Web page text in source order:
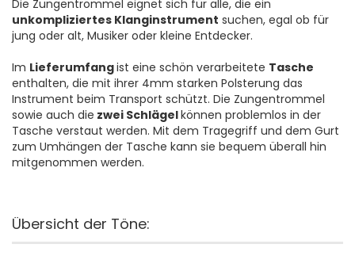
Die Zungentrommel eignet sich für alle, die ein
unkompliziertes Klanginstrument suchen, egal ob für
jung oder alt, Musiker oder kleine Entdecker.
Im Lieferumfangist eine schön verarbeitete Tasche
enthalten, die mit ihrer 4mm starken Polsterung das
Instrument beim Transport schützt. Die Zungentrommel
sowie auch die zwei Schlägelkönnen problemlos in der
Tasche verstaut werden. Mit dem Tragegriff und dem Gurt
zum Umhängen der Tasche kann sie bequem überall hin
mitgenommen werden.
Übersicht der Töne: